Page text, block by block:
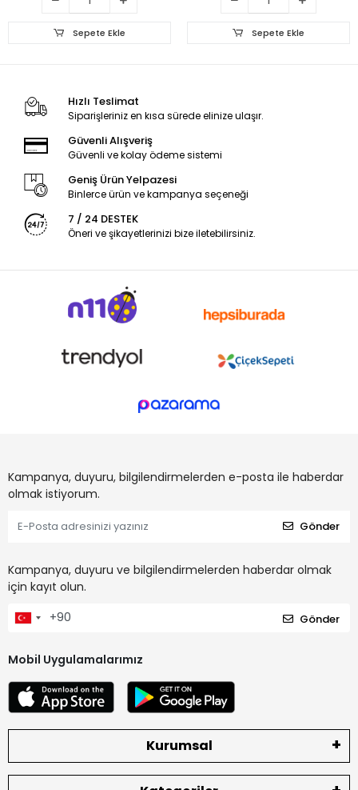
Sepete Ekle Sepete Ekle
Hızlı Teslimat
Siparişleriniz en kısa sürede elinize ulaşır.
Güvenli Alışveriş
Güvenli ve kolay ödeme sistemi
Geniş Ürün Yelpazesi
Binlerce ürün ve kampanya seçeneği
7 / 24 DESTEK
Öneri ve şikayetlerinizi bize iletebilirsiniz.
Kampanya, duyuru, bilgilendirmelerden e-posta ile haberdar
olmak istiyorum.
Gönder
Kampanya, duyuru ve bilgilendirmelerden haberdar olmak
için kayıt olun.
Gönder
Mobil Uygulamalarımız
Kurumsal